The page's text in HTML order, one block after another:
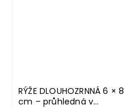
RÝŽE DLOUHOZRNNÁ 6 × 8
cm – průhledná v